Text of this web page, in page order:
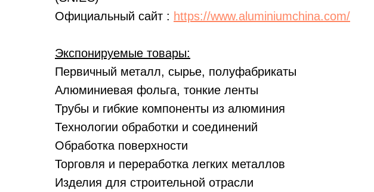
Официальный сайт : https://www.aluminiumchina.com/
Экспонируемые товары:
Первичный металл, сырье, полуфабрикаты
Алюминиевая фольга, тонкие ленты
Трубы и гибкие компоненты из алюминия
Технологии обработки и соединений
Обработка поверхности
Торговля и переработка легких металлов
Изделия для строительной отрасли